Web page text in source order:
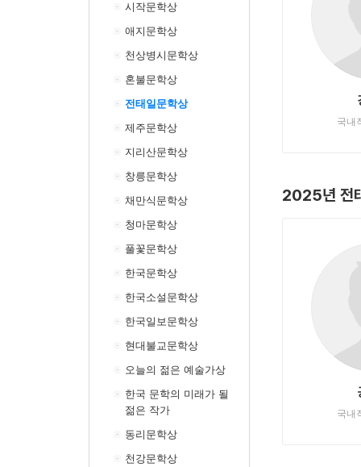
시작문학상
애지문학상
천상병시문학상
혼불문학상
전태일문학상
제주문학상
지리산문학상
창릉문학상
채만식문학상
청마문학상
풀꽃문학상
한국문학상
한국소설문학상
한국일보문학상
현대불교문학상
오늘의 젊은 예술가상
한국 문학의 미래가 될
젊은 작가
동리문학상
천강문학상
국내
2025년 전
국내